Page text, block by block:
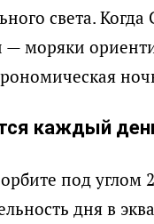
света.
моряки
каждый
под углом
дня в